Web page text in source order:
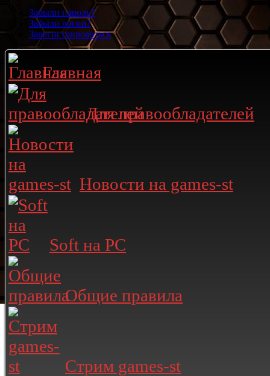
Забыли пароль?
Забыли логин?
Зарегистрироваться
Главная
Для правообладателей
Новости на games-st
Soft на PC
Общие правила
Стрим games-st